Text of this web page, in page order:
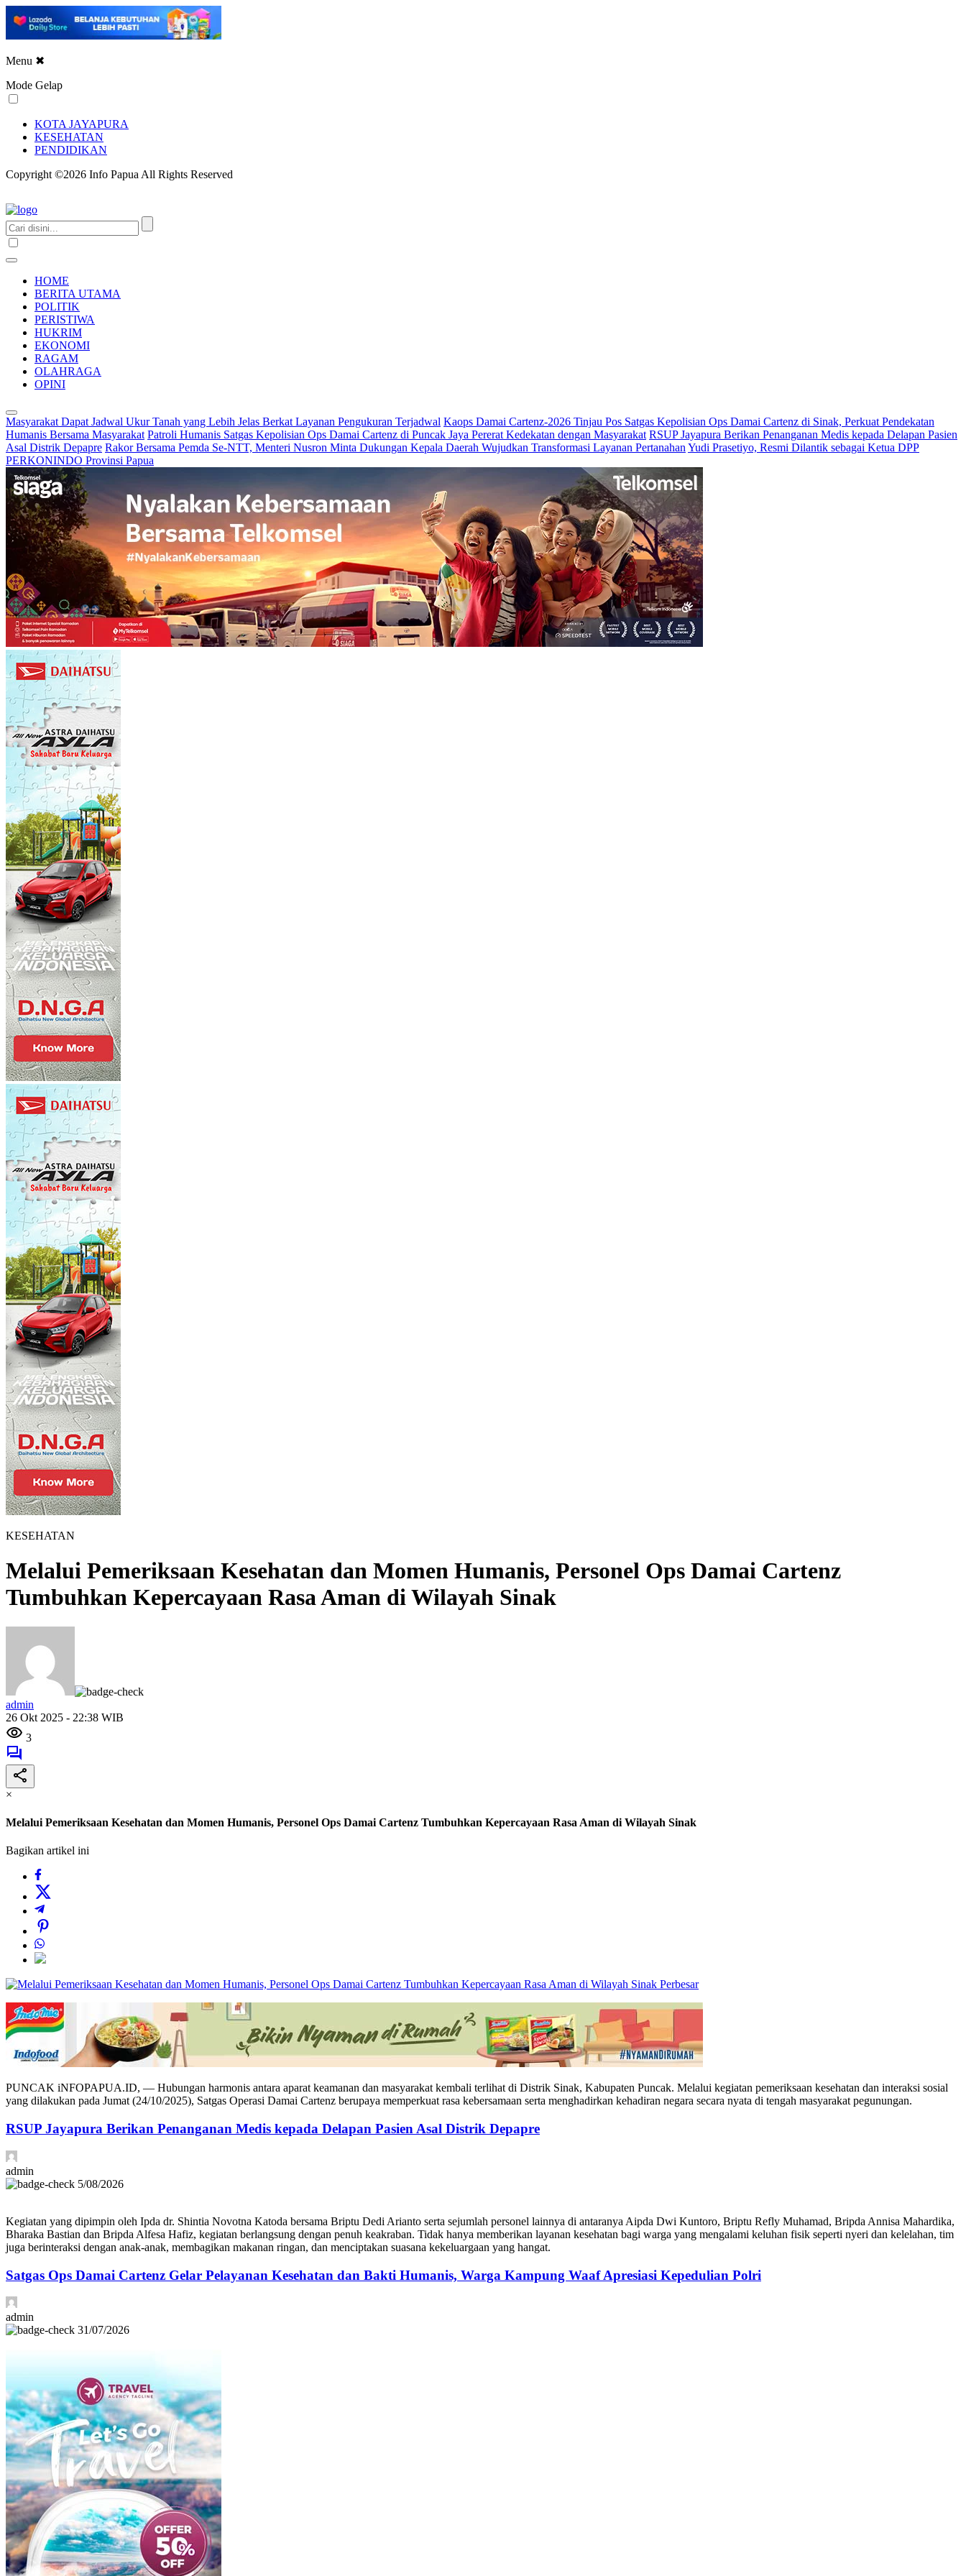
Menu ✖
Mode Gelap
KOTA JAYAPURA
KESEHATAN
PENDIDIKAN
Copyright ©2026 Info Papua All Rights Reserved
HOME
BERITA UTAMA
POLITIK
PERISTIWA
HUKRIM
EKONOMI
RAGAM
OLAHRAGA
OPINI
Masyarakat Dapat Jadwal Ukur Tanah yang Lebih Jelas Berkat Layanan Pengukuran Terjadwal Kaops Damai Cartenz-2026 Tinjau Pos Satgas Kepolisian Ops Damai Cartenz di Sinak, Perkuat Pendekatan
Humanis Bersama Masyarakat Patroli Humanis Satgas Kepolisian Ops Damai Cartenz di Puncak Jaya Pererat Kedekatan dengan Masyarakat RSUP Jayapura Berikan Penanganan Medis kepada Delapan Pasien
Asal Distrik Depapre Rakor Bersama Pemda Se-NTT, Menteri Nusron Minta Dukungan Kepala Daerah Wujudkan Transformasi Layanan Pertanahan Yudi Prasetiyo, Resmi Dilantik sebagai Ketua DPP
PERKONINDO Provinsi Papua
KESEHATAN
Melalui Pemeriksaan Kesehatan dan Momen Humanis, Personel Ops Damai Cartenz
Tumbuhkan Kepercayaan Rasa Aman di Wilayah Sinak
admin
26 Okt 2025 - 22:38 WIB
3
×
Melalui Pemeriksaan Kesehatan dan Momen Humanis, Personel Ops Damai Cartenz Tumbuhkan Kepercayaan Rasa Aman di Wilayah Sinak
Bagikan artikel ini
Perbesar
PUNCAK iNFOPAPUA.ID, — Hubungan harmonis antara aparat keamanan dan masyarakat kembali terlihat di Distrik Sinak, Kabupaten Puncak. Melalui kegiatan pemeriksaan kesehatan dan interaksi sosial
yang dilakukan pada Jumat (24/10/2025), Satgas Operasi Damai Cartenz berupaya memperkuat rasa kebersamaan serta menghadirkan kehadiran negara secara nyata di tengah masyarakat pegunungan.
RSUP Jayapura Berikan Penanganan Medis kepada Delapan Pasien Asal Distrik Depapre
admin
5/08/2026
Kegiatan yang dipimpin oleh Ipda dr. Shintia Novotna Katoda bersama Briptu Dedi Arianto serta sejumlah personel lainnya di antaranya Aipda Dwi Kuntoro, Briptu Refly Muhamad, Bripda Annisa Mahardika,
Bharaka Bastian dan Bripda Alfesa Hafiz, kegiatan berlangsung dengan penuh keakraban. Tidak hanya memberikan layanan kesehatan bagi warga yang mengalami keluhan fisik seperti nyeri dan kelelahan, tim
juga berinteraksi dengan anak-anak, membagikan makanan ringan, dan menciptakan suasana kekeluargaan yang hangat.
Satgas Ops Damai Cartenz Gelar Pelayanan Kesehatan dan Bakti Humanis, Warga Kampung Waaf Apresiasi Kepedulian Polri
admin
31/07/2026